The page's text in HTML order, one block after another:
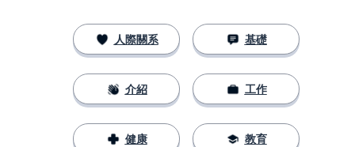
人際關系
介紹
健康
基礎
工作
教育